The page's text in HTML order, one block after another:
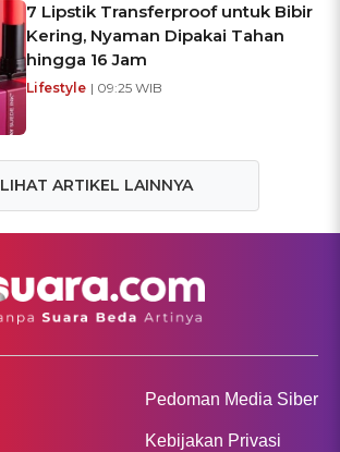
7 Lipstik Transferproof untuk Bibir
Kering, Nyaman Dipakai Tahan
hingga 16 Jam
Lifestyle | 09:25 WIB
LIHAT ARTIKEL LAINNYA
Pedoman Media Siber
Kebijakan Privasi